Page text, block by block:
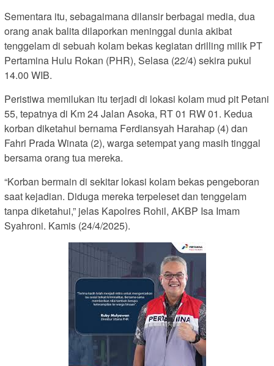
Sementara itu, sebagaimana dilansir berbagai media, dua
orang anak balita dilaporkan meninggal dunia akibat
tenggelam di sebuah kolam bekas kegiatan drilling milik PT
Pertamina Hulu Rokan (PHR), Selasa (22/4) sekira pukul
14.00 WIB.
Peristiwa memilukan itu terjadi di lokasi kolam mud pit Petani
55, tepatnya di Km 24 Jalan Asoka, RT 01 RW 01. Kedua
korban diketahui bernama Ferdiansyah Harahap (4) dan
Fahri Prada Winata (2), warga setempat yang masih tinggal
bersama orang tua mereka.
“Korban bermain di sekitar lokasi kolam bekas pengeboran
saat kejadian. Diduga mereka terpeleset dan tenggelam
tanpa diketahui,” jelas Kapolres Rohil, AKBP Isa Imam
Syahroni. Kamis (24/4/2025).